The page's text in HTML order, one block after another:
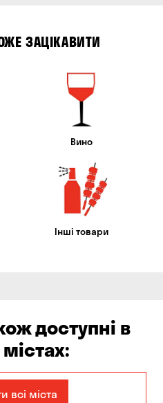
ЗАЦІКАВИТИ
Вино
Інші товари
доступні в
всі міста